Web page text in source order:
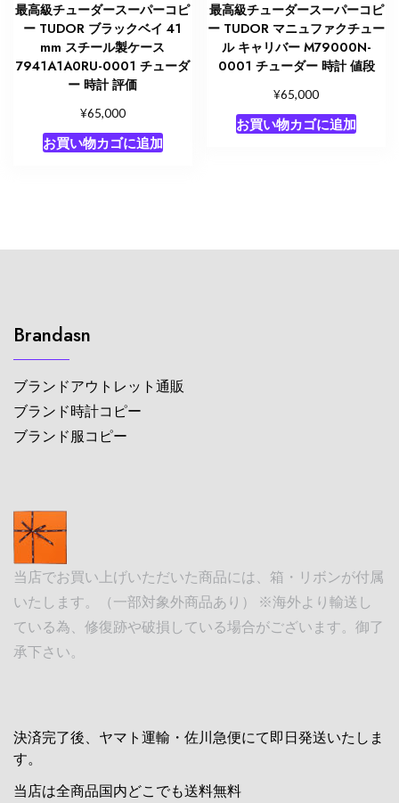
最高級チューダースーパーコピ
ー TUDOR ブラックベイ 41
mm スチール製ケース
7941A1A0RU-0001 チューダ
ー 時計 評価
¥65,000
お買い物カゴに追加
最高級チューダースーパーコピ
ー TUDOR マニュファクチュー
ル キャリバー M79000N-
0001 チューダー 時計 値段
¥65,000
お買い物カゴに追加
Brandasn
ブランドアウトレット通販
ブランド時計コピー
ブランド服コピー
当店でお買い上げいただいた商品には、箱・リボンが付属
いたします。（一部対象外商品あり） ※海外より輸送し
ている為、修復跡や破損している場合がございます。御了
承下さい。
決済完了後、ヤマト運輸・佐川急便にて即日発送いたしま
す。
当店は全商品国内どこでも送料無料